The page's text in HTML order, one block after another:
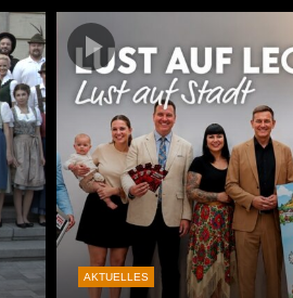
AKTUELLES